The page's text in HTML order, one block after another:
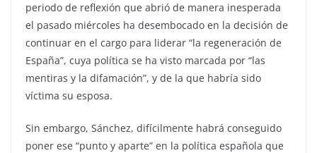
periodo de reflexión que abrió de manera inesperada
el pasado miércoles ha desembocado en la decisión de
continuar en el cargo para liderar “la regeneración de
España”, cuya política se ha visto marcada por “las
mentiras y la difamación”, y de la que habría sido
víctima su esposa.
Sin embargo, Sánchez, difícilmente habrá conseguido
poner ese “punto y aparte” en la política española que